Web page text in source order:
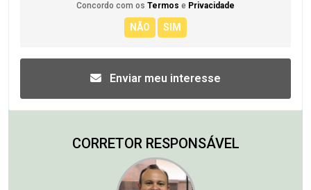
Concordo com os Termos e Privacidade
Enviar meu interesse
CORRETOR RESPONSÁVEL